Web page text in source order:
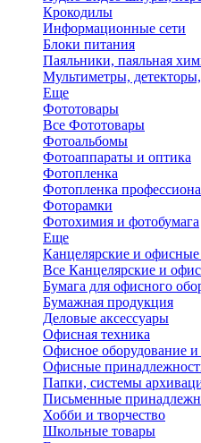
Крокодилы
Информационные сети
Блоки питания
Паяльники, паяльная
Мультиметры,
Еще
Фототовары
Все Фототовары
Фотоальбомы
Фотоаппараты и оптика
Фотопленка
Фотопленка
Фоторамки
Фотохимия и фотобумага
Еще
Канцелярские и
Все Канцелярские и
Бумага для офисного
Бумажная продукция
Деловые аксессуары
Офисная техника
Офисное оборудование и
Офисные
Папки, системы
Письменные
Хобби и творчество
Школьные товары